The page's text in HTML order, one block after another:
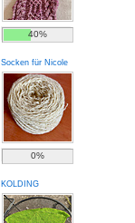
40%
Socken für Nicole
0%
KOLDING